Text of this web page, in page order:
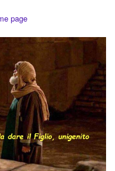
page